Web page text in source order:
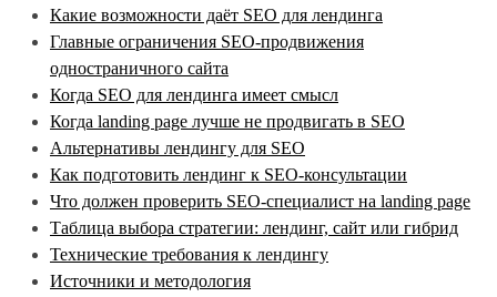
Какие возможности даёт SEO для лендинга
Главные ограничения SEO-продвижения
одностраничного сайта
Когда SEO для лендинга имеет смысл
Когда landing page лучше не продвигать в SEO
Альтернативы лендингу для SEO
Как подготовить лендинг к SEO-консультации
Что должен проверить SEO-специалист на landing page
Таблица выбора стратегии: лендинг, сайт или гибрид
Технические требования к лендингу
Источники и методология